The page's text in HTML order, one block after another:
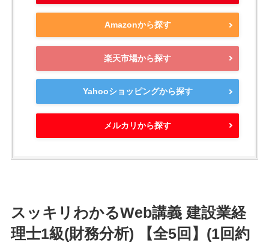
Amazonから探す
楽天市場から探す
Yahooショッピングから探す
メルカリから探す
スッキリわかるWeb講義 建設業経
理士1級(財務分析) 【全5回】(1回約